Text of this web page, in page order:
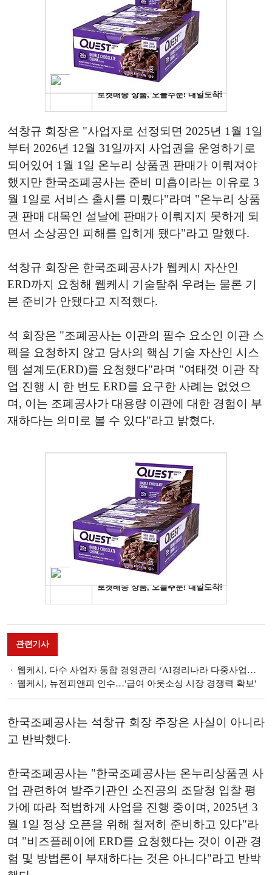
석창규 회장은 "사업자로 선정되면 2025년 1월 1일
부터 2026년 12월 31일까지 사업권을 운영하기로
되어있어 1월 1일 온누리 상품권 판매가 이뤄져야
했지만 한국조폐공사는 준비 미흡이라는 이유로 3
월 1일로 서비스 출시를 미뤘다"라며 "온누리 상품
권 판매 대목인 설날에 판매가 이뤄지지 못하게 되
면서 소상공인 피해를 입히게 됐다"라고 말했다.
석창규 회장은 한국조폐공사가 웹케시 자산인
ERD까지 요청해 웹케시 기술탈취 우려는 물론 기
본 준비가 안됐다고 지적했다.
석 회장은 "조폐공사는 이관의 필수 요소인 이관 스
펙을 요청하지 않고 당사의 핵심 기술 자산인 시스
템 설계도(ERD)를 요청했다"라며 "여태껏 이관 작
업 진행 시 한 번도 ERD를 요구한 사례는 없었으
며, 이는 조폐공사가 대용량 이관에 대한 경험이 부
재하다는 의미로 볼 수 있다"라고 밝혔다.
관련기사
웹케시, 다수 사업자 통합 경영관리 ‘AI경리나라 다중사업자형 상품’ 출시
웹케시, 뉴젠피앤피 인수…'급여 아웃소싱 시장 경쟁력 확보'
한국조폐공사는 석창규 회장 주장은 사실이 아니라
고 반박했다.
한국조폐공사는 "한국조폐공사는 온누리상품권 사
업 관련하여 발주기관인 소진공의 조달청 입찰 평
가에 따라 적법하게 사업을 진행 중이며, 2025년 3
월 1일 정상 오픈을 위해 철저히 준비하고 있다"라
며 "비즈플레이에 ERD를 요청했다는 것이 이관 경
험 및 방법론이 부재하다는 것은 아니다"라고 반박